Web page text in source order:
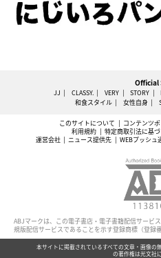
Official
JJ CLASSY. VERY STORY
和食スタイル
女性自身
このサイトについて コンテンツ
利用規約
特定商取引法に基
運営会社
ニュース提供先 WEBプッシュ
ABJマークは、この電子書店・電子書籍配信サービ
規版配信サービスであることを示す登録商標（登録
本サイトに掲載されているすべての文章・画像の
の著作権は光文社